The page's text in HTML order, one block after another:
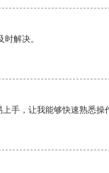
解决。
手，让我能够快速熟悉操